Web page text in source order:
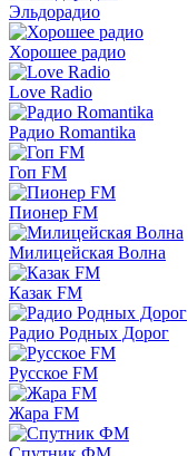
Эльдорадио
Хорошее радио
Love Radio
Радио Romantika
Гоп FM
Пионер FM
Милицейская Волна
Казак FM
Радио Родных Дорог
Русское FM
Жара FM